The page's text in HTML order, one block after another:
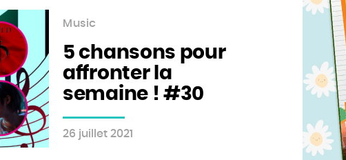
Music
5 chansons pour
affronter la
semaine ! #30
26 juillet 2021